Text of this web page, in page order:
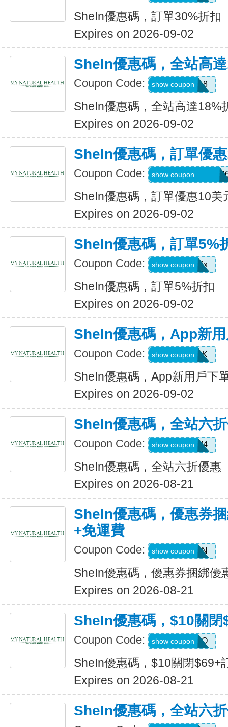
SheIn優惠碼，訂單30%折扣
Expires on 2026-09-02
SheIn優惠碼，全站高
Coupon Code: MAY0B18
show coupon
SheIn優惠碼，全站高達18%
Expires on 2026-09-02
SheIn優惠碼，訂單優
Coupon Code: show coupon
SheIn優惠碼，訂單優惠10美
Expires on 2026-09-02
SheIn優惠碼，訂單5%
Coupon Code: stb4t5u06x
show coupon
SheIn優惠碼，訂單5%折扣
Expires on 2026-09-02
SheIn優惠碼，App新
Coupon Code: 4WM786K
show coupon
SheIn優惠碼，App新用戶下
Expires on 2026-09-02
SheIn優惠碼，全站六
Coupon Code: LS8V4
show coupon
SheIn優惠碼，全站六折優惠
Expires on 2026-08-21
SheIn優惠碼，優惠券
+免運費
Coupon Code: Q82333N
show coupon
SheIn優惠碼，優惠券捆綁優
Expires on 2026-08-21
SheIn優惠碼，$10關閉
Coupon Code: HELLO
show coupon
SheIn優惠碼，$10關閉$69+
Expires on 2026-08-21
SheIn優惠碼，全站六